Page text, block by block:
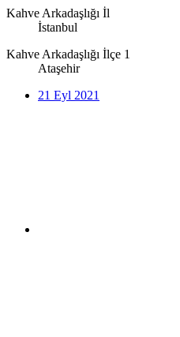
Kahve Arkadaşlığı İl
İstanbul
Kahve Arkadaşlığı İlçe 1
Ataşehir
21 Eyl 2021